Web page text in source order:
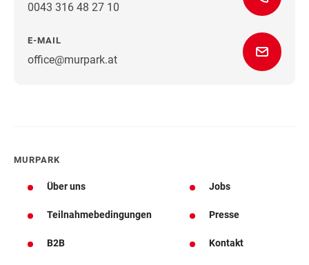
0043 316 48 27 10
E-MAIL
office@murpark.at
MURPARK
Über uns Jobs
Teilnahmebedingungen Presse
B2B Kontakt